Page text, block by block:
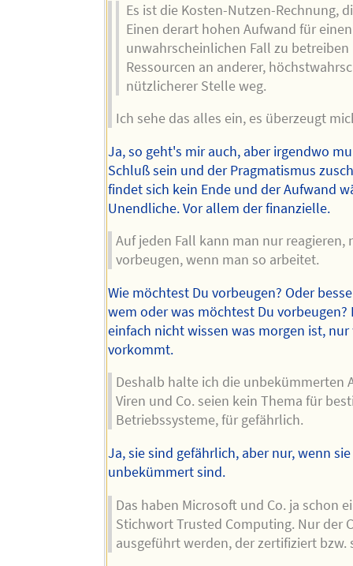
Es ist die Kosten-Nutzen-Rechnung,
Einen derart hohen Aufwand für
unwahrscheinlichen Fall zu
Ressourcen an anderer,
nützlicherer Stelle weg.
Ich sehe das alles ein, es überzeugt
Ja, so geht's mir auch, aber irgendwo
Schluß sein und der Pragmatismus
findet sich kein Ende und der Aufwand
Unendliche. Vor allem der finanzielle.
Auf jeden Fall kann man nur reagieren,
vorbeugen, wenn man so arbeitet.
Wie möchtest Du vorbeugen? Oder
wem oder was möchtest Du vorbeugen?
einfach nicht wissen was morgen ist,
vorkommt.
Deshalb halte ich die unbekümmerten
Viren und Co. seien kein Thema für
Betriebssysteme, für gefährlich.
Ja, sie sind gefährlich, aber nur, wenn
unbekümmert sind.
Das haben Microsoft und Co. ja schon
Stichwort Trusted Computing. Nur der
ausgeführt werden, der zertifiziert bzw.